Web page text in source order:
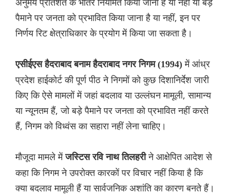
पैमाने पर जनता को प्रभावित किया जाना है या नहीं, इन पर
निर्णय रिट क्षेत्राधिकार के प्रयोग में किया जा सकता है।
एसीईएस हैदराबाद बनाम हैदराबाद नगर निगम (1994)में आंध्र
प्रदेश हाईकोर्ट की पूर्ण पीठ ने निगमों को कुछ दिशानिर्देश जारी
किए कि ऐसे मामलों में जहां बदलाव या उल्लंघन मामूली, सामान्य
या न्यूनतम हैं, जो बड़े पैमाने पर जनता को प्रभावित नहीं करते
हैं, निगम को विध्वंस का सहारा नहीं लेना चाहिए।
मौजूदा मामले मेंजस्टिस रवि नाथ तिलहरीने आक्षेपित आदेश से
कहा कि निगम ने उपरोक्त कारकों पर विचार नहीं किया है कि
क्या बदलाव मामूली हैं या सार्वजनिक अशांति का कारण बनते हैं।